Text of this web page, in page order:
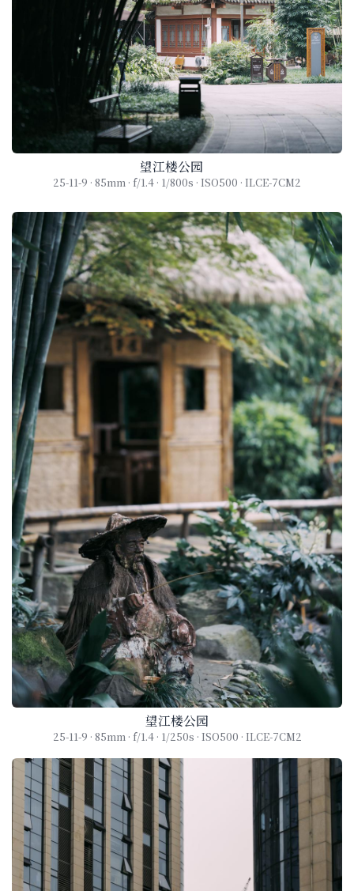
望江楼公园
25-11-9 · 85mm · f/1.4 · 1/800s · ISO500 · ILCE-7CM2
望江楼公园
25-11-9 · 85mm · f/1.4 · 1/250s · ISO500 · ILCE-7CM2